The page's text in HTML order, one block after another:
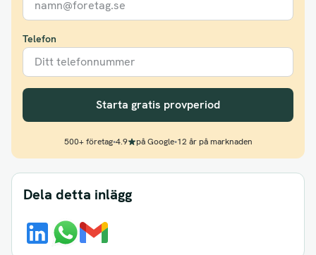
Telefon
Starta gratis provperiod
500+ företag•4.9 på Google•12 år på marknaden
Dela detta inlägg